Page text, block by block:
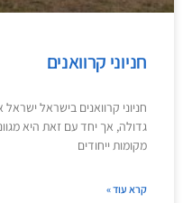
חניוני קרוואנים
חניוני קרוואנים בישראל
גדולה, אך יחד עם זאת היא
מקומות ייחודים
קרא עוד »